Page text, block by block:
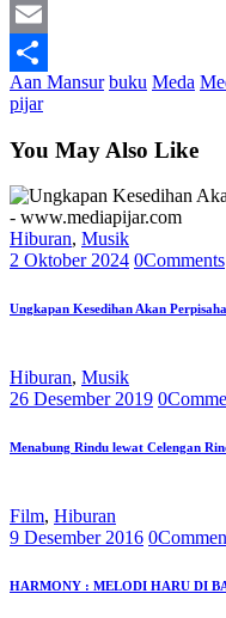
Print
Email
Share
Aan Mansur buku Meda
pijar
You May Also Like
Hiburan, Musik
2 Oktober 2024 0Comments
Ungkapan Kesedihan Akan
Hiburan, Musik
26 Desember 2019 0
Menabung Rindu lewat Celengan
Film, Hiburan
9 Desember 2016 0
HARMONY : MELODI HARU DI